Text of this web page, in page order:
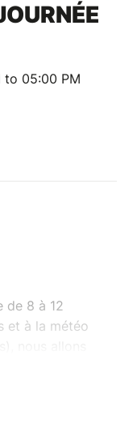
to 05:00 PM
de 8 à 12
et à la météo
nous allons